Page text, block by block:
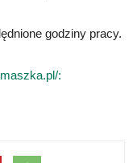
godziny pracy.
: